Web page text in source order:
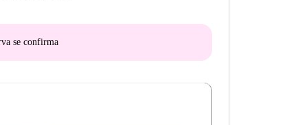
se confirma